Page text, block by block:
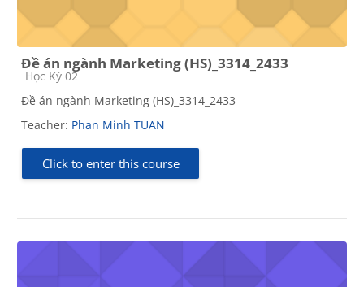
Đề án ngành Marketing (HS)_3314_2433
Course category
Học Kỳ 02
Đề án ngành Marketing (HS)_3314_2433
Teacher: Phan Minh TUAN
Click to enter this course